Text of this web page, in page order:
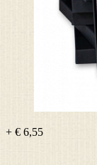
+ € 6,55